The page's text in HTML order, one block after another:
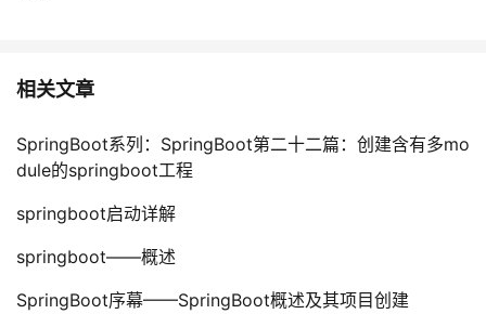
相关文章
SpringBoot系列：SpringBoot第二十二篇：创建含有多mo
dule的springboot工程
springboot启动详解
springboot——概述
SpringBoot序幕——SpringBoot概述及其项目创建